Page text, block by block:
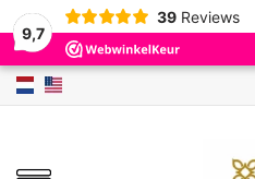
9,7
39 Reviews
Home
Kleuren